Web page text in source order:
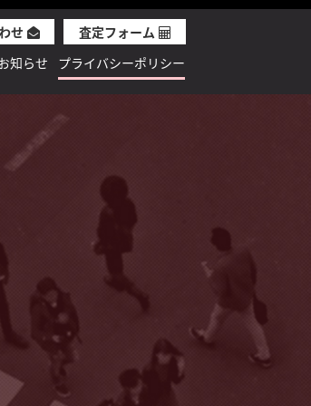
せ
査定フォーム
知らせ プライバシーポリシー